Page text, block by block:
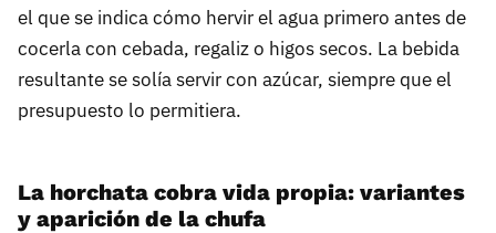
el que se indica cómo hervir el agua primero antes de
cocerla con cebada, regaliz o higos secos. La bebida
resultante se solía servir con azúcar, siempre que el
presupuesto lo permitiera.
La horchata cobra vida propia: variantes
y aparición de la chufa